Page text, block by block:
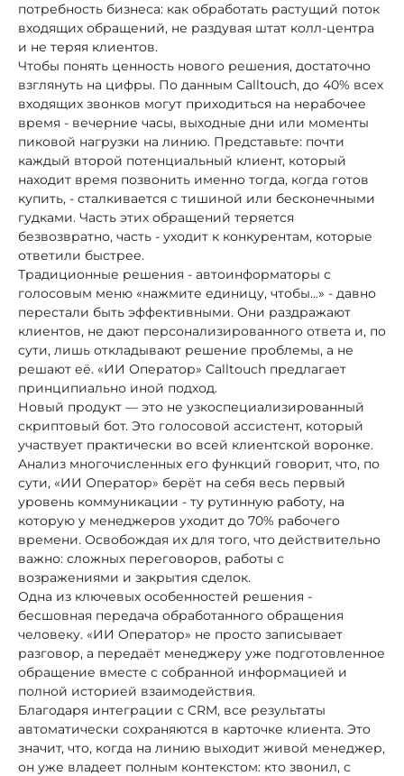
потребность бизнеса: как обработать растущий поток
входящих обращений, не раздувая штат колл-центра
и не теряя клиентов.
Чтобы понять ценность нового решения, достаточно
взглянуть на цифры. По данным Calltouch, до 40% всех
входящих звонков могут приходиться на нерабочее
время - вечерние часы, выходные дни или моменты
пиковой нагрузки на линию. Представьте: почти
каждый второй потенциальный клиент, который
находит время позвонить именно тогда, когда готов
купить, - сталкивается с тишиной или бесконечными
гудками. Часть этих обращений теряется
безвозвратно, часть - уходит к конкурентам, которые
ответили быстрее.
Традиционные решения - автоинформаторы с
голосовым меню «нажмите единицу, чтобы...» - давно
перестали быть эффективными. Они раздражают
клиентов, не дают персонализированного ответа и, по
сути, лишь откладывают решение проблемы, а не
решают её. «ИИ Оператор» Calltouch предлагает
принципиально иной подход.
Новый продукт — это не узкоспециализированный
скриптовый бот. Это голосовой ассистент, который
участвует практически во всей клиентской воронке.
Анализ многочисленных его функций говорит, что, по
сути, «ИИ Оператор» берёт на себя весь первый
уровень коммуникации - ту рутинную работу, на
которую у менеджеров уходит до 70% рабочего
времени. Освобождая их для того, что действительно
важно: сложных переговоров, работы с
возражениями и закрытия сделок.
Одна из ключевых особенностей решения -
бесшовная передача обработанного обращения
человеку. «ИИ Оператор» не просто записывает
разговор, а передаёт менеджеру уже подготовленное
обращение вместе с собранной информацией и
полной историей взаимодействия.
Благодаря интеграции с CRM, все результаты
автоматически сохраняются в карточке клиента. Это
значит, что, когда на линию выходит живой менеджер,
он уже владеет полным контекстом: кто звонил, с